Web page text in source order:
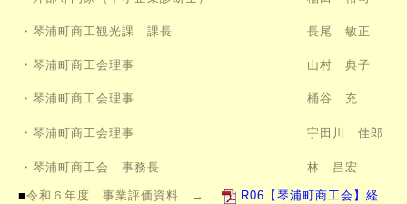
・琴浦町商工観光課 課長 長尾 敏正
・琴浦町商工会理事 山村 典子
・琴浦町商工会理事 桶谷 充
・琴浦町商工会理事 宇田川 佳郎
・琴浦町商工会 事務長 林 昌宏
■令和６年度 事業評価資料 →
R06【琴浦町商工会】経